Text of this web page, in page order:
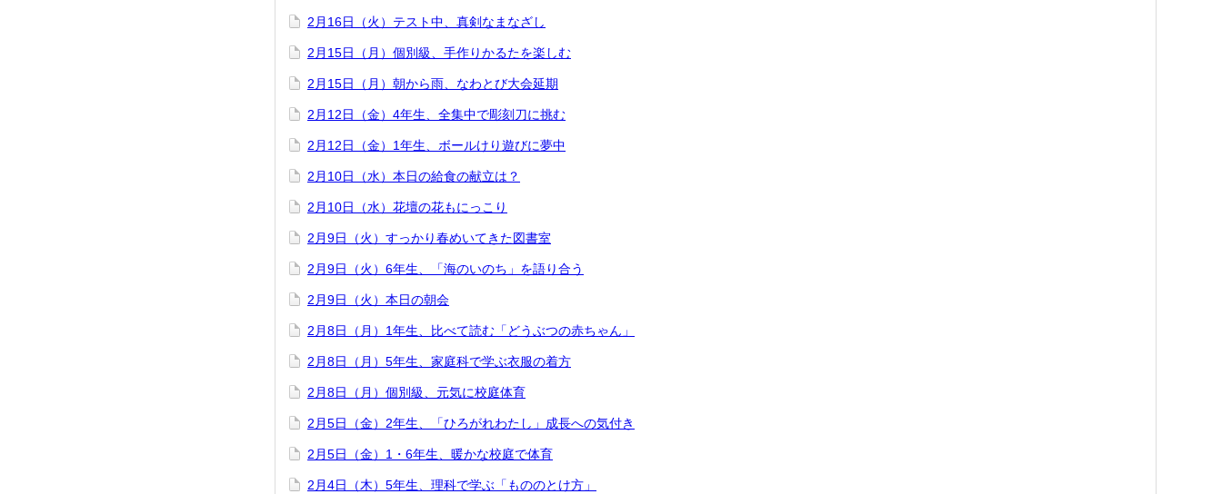
2月16日（火）テスト中、真剣なまなざし
2月15日（月）個別級、手作りかるたを楽しむ
2月15日（月）朝から雨、なわとび大会延期
2月12日（金）4年生、全集中で彫刻刀に挑む
2月12日（金）1年生、ボールけり遊びに夢中
2月10日（水）本日の給食の献立は？
2月10日（水）花壇の花もにっこり
2月9日（火）すっかり春めいてきた図書室
2月9日（火）6年生、「海のいのち」を語り合う
2月9日（火）本日の朝会
2月8日（月）1年生、比べて読む「どうぶつの赤ちゃん」
2月8日（月）5年生、家庭科で学ぶ衣服の着方
2月8日（月）個別級、元気に校庭体育
2月5日（金）2年生、「ひろがれわたし」成長への気付き
2月5日（金）1・6年生、暖かな校庭で体育
2月4日（木）5年生、理科で学ぶ「もののとけ方」